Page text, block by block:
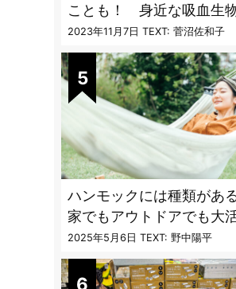
ことも！ 身近な吸血生
〝生態と対策〟【vol.04
ブ・ブユ・ヌカカ】
2023年11月7日 TEXT: 菅沼佐和子
ハンモックには種類があ
家でもアウトドアでも大
ハンモックの特徴と選び方
ツとは
2025年5月6日 TEXT: 野中陽平